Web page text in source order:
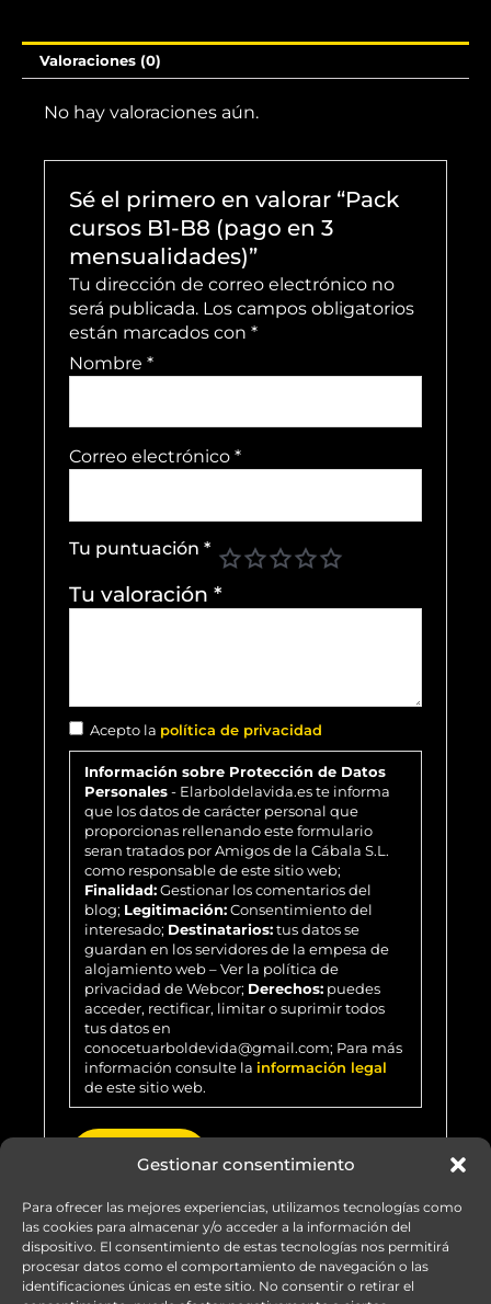
Gestionar consentimiento
Para ofrecer las mejores experiencias, utilizamos tecnologías como
las cookies para almacenar y/o acceder a la información del
dispositivo. El consentimiento de estas tecnologías nos permitirá
procesar datos como el comportamiento de navegación o las
identificaciones únicas en este sitio. No consentir o retirar el
Valoraciones (0)
No hay valoraciones aún.
Sé el primero en valorar “Pack
cursos B1-B8 (pago en 3
mensualidades)”
Tu dirección de correo electrónico no
será publicada. Los campos obligatorios
están marcados con *
Nombre *
Correo electrónico *
Tu puntuación *
Tu valoración *
Acepto la política de privacidad
Información sobre Protección de Datos
Personales- Elarboldelavida.es te informa
que los datos de carácter personal que
proporcionas rellenando este formulario
seran tratados por Amigos de la Cábala S.L.
como responsable de este sitio web;
Finalidad:Gestionar los comentarios del
blog; Legitimación:Consentimiento del
interesado; Destinatarios:tus datos se
guardan en los servidores de la empesa de
alojamiento web – Ver la política de
privacidad de Webcor; Derechos:puedes
acceder, rectificar, limitar o suprimir todos
tus datos en
conocetuarboldevida@gmail.com; Para más
información consulte la información legal
de este sitio web.